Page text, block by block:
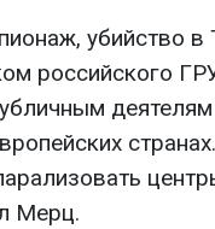
убийство в
российского
Мерц.